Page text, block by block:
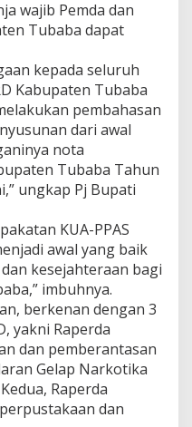
wajib Pemda dan
Tubaba dapat
kepada seluruh
Kabupaten Tubaba
pembahasan
dari awal
nota
Tubaba Tahun
ungkap Pj Bupati
KUA-PPAS
awal yang baik
kesejahteraan bagi
imbuhnya.
berkenan dengan 3
yakni Raperda
dan pemberantasan
Gelap Narkotika
Raperda
dan